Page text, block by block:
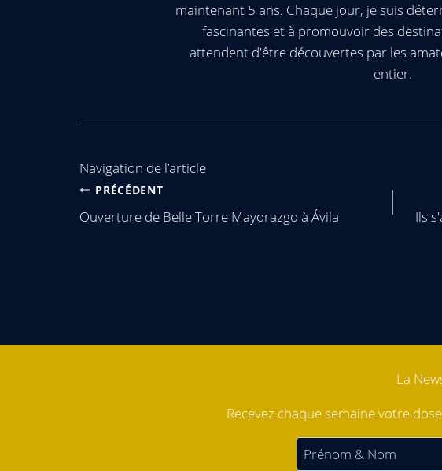
maintenant 5 ans. Chaque jour, je suis
fascinantes et à promouvoir des
attendent d'être découvertes par les
entier.
Navigation de l’article
PRÉCÉDENT
Ouverture de Belle Torre Mayorazgo à Ávila Ils
La
Recevez chaque semaine votre